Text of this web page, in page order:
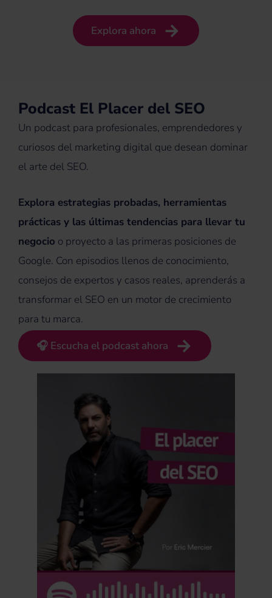
Explora ahora
Podcast El Placer del SEO
Un podcast para profesionales, emprendedores y
curiosos del marketing digital que desean dominar
el arte del SEO.
Explora estrategias probadas, herramientas
prácticas y las últimas tendencias para llevar tu
negocio o proyecto a las primeras posiciones de
Google. Con episodios llenos de conocimiento,
consejos de expertos y casos reales, aprenderás a
transformar el SEO en un motor de crecimiento
para tu marca.
🎧 Escucha el podcast ahora